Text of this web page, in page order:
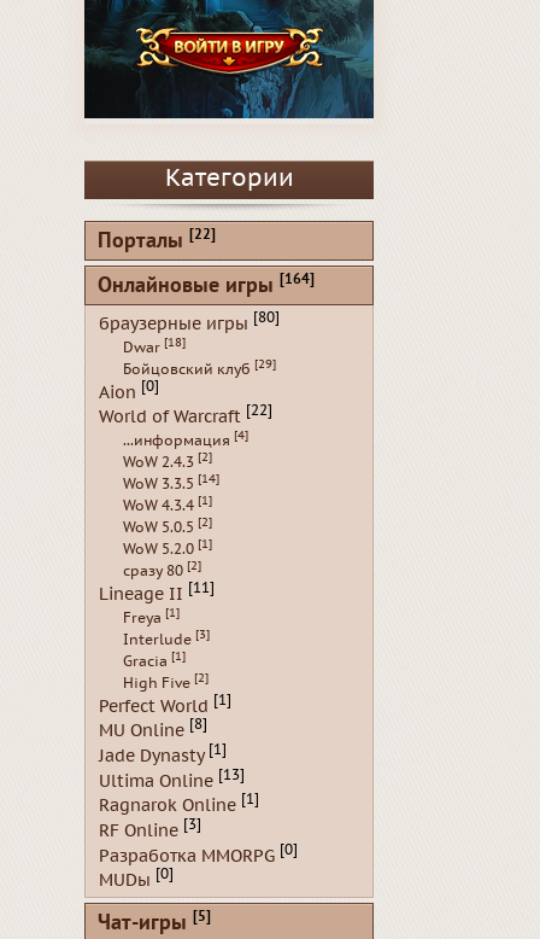
Категории
Порталы [22]
Онлайновые игры [164]
браузерные игры [80]
Dwar [18]
Бойцовский клуб [29]
Aion [0]
World of Warcraft [22]
...информация [4]
WoW 2.4.3 [2]
WoW 3.3.5 [14]
WoW 4.3.4 [1]
WoW 5.0.5 [2]
WoW 5.2.0 [1]
сразу 80 [2]
Lineage II [11]
Freya [1]
Interlude [3]
Gracia [1]
High Five [2]
Perfect World [1]
MU Online [8]
Jade Dynasty [1]
Ultima Online [13]
Ragnarok Online [1]
RF Online [3]
Разработка MMORPG [0]
MUDы [0]
Чат-игры [5]